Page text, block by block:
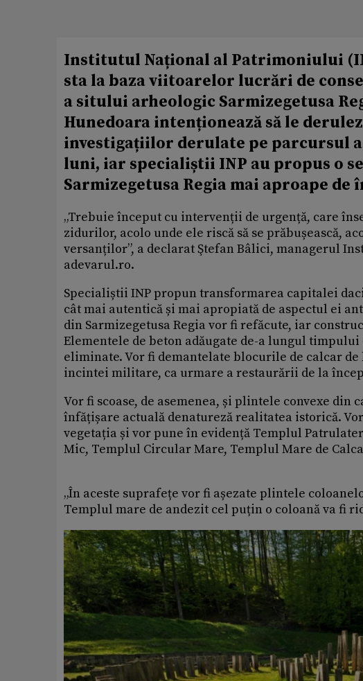
Institutul Național al Patrimoniului
sta la baza viitoarelor lucrări de
a sitului arheologic Sarmizegetusa
Hunedoara intenționează să le
investigațiilor derulate pe parcursul
luni, iar specialiștii INP au propus o
Sarmizegetusa Regia mai aproape
„Trebuie început cu intervenții de urgență, care
zidurilor, acolo unde ele riscă să se prăbușească,
versanților”, a declarat Ştefan Bâlici, managerul
adevarul.ro.
Specialiștii INP propun transformarea capitalei
cât mai autentică și mai apropiată de aspectul ei
din Sarmizegetusa Regia vor fi refăcute, iar
Elementele de beton adăugate de-a lungul
eliminate. Vor fi demantelate blocurile de calcar
incintei militare, ca urmare a restaurării de la
Vor fi scoase, de asemenea, și plintele convexe din
înfățișare actuală denatureză realitatea istorică.
vegetația și vor pune în evidență Templul
Mic, Templul Circular Mare, Templul Mare de
„În aceste suprafețe vor fi așezate plintele
Templul mare de andezit cel puțin o coloană va fi